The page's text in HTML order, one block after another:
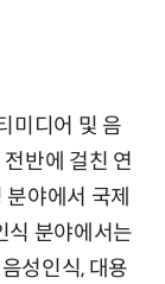
미디어 및 음
반에 걸친 연
야에서 국제
식 분야에서는
성인식, 대용